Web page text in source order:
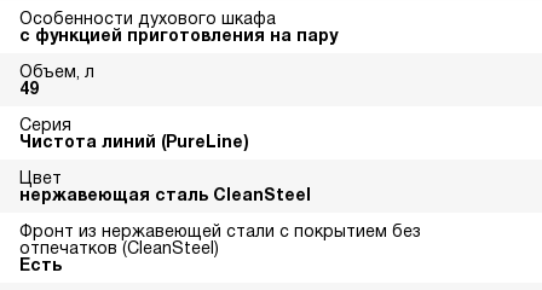
Особенности духового шкафа
с функцией приготовления на пару
Объем, л
49
Серия
Чистота линий (PureLine)
Цвет
нержавеющая сталь CleanSteel
Фронт из нержавеющей стали с покрытием без
отпечатков (CleanSteel)
Есть